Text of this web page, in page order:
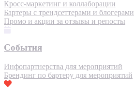
Кросс-маркетинг и коллаборации
Бартеры с трендсеттерами и блогерами
Промо и акции за отзывы и репосты
События
Инфопартнерства для мероприятий
Брендинг по бартеру для мероприятий